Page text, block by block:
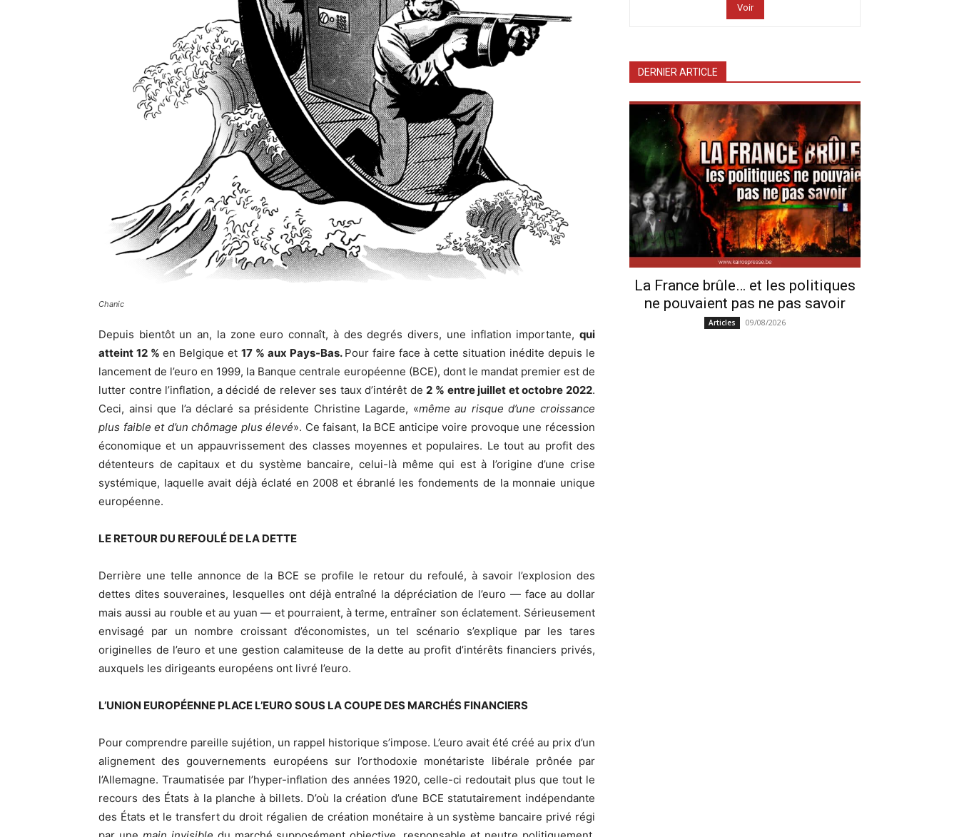
Chanic
Depuis bientôt un an, la zone euro connaît, à des degrés divers, une inflation importante, qui
atteint 12 % en Belgique et 17 % aux Pays-Bas. Pour faire face à cette situation inédite depuis le
lancement de l’euro en 1999, la Banque centrale européenne (BCE), dont le mandat premier est de
lutter contre l’inflation, a décidé de relever ses taux d’intérêt de2 % entre juillet et octobre 2022.
Ceci, ainsi que l’a déclaré sa présidente Christine Lagarde, «même au risque d’une croissance
plus faible et d’un chômage plus élevé». Ce faisant, la BCE anticipe voire provoque une récession
économique et un appauvrissement des classes moyennes et populaires. Le tout au profit des
détenteurs de capitaux et du système bancaire, celui-là même qui est à l’origine d’une crise
systémique, laquelle avait déjà éclaté en 2008 et ébranlé les fondements de la monnaie unique
européenne.
LE RETOUR DU REFOULÉ DE LA DETTE
Derrière une telle annonce de la BCE se profile le retour du refoulé, à savoir l’explosion des
dettes dites souveraines, lesquelles ont déjà entraîné la dépréciation de l’euro — face au dollar
mais aussi au rouble et au yuan — et pourraient, à terme, entraîner son éclatement. Sérieusement
envisagé par un nombre croissant d’économistes, un tel scénario s’explique par les tares
originelles de l’euro et une gestion calamiteuse de la dette au profit d’intérêts financiers privés,
auxquels les dirigeants européens ont livré l’euro.
L’UNION EUROPÉENNE PLACE L’EURO SOUS LA COUPE DES MARCHÉS FINANCIERS
Pour comprendre pareille sujétion, un rappel historique s’impose. L’euro avait été créé au prix d’un
alignement des gouvernements européens sur l’orthodoxie monétariste libérale prônée par
l’Allemagne. Traumatisée par l’hyper-inflation des années 1920, celle-ci redoutait plus que tout le
recours des États à la planche à billets. D’où la création d’une BCE statutairement indépendante
des États et le transfert du droit régalien de création monétaire à un système bancaire privé régi
Voir
DERNIER ARTICLE
La France brûle… et les politiques
ne pouvaient pas ne pas savoir
Articles 09/08/2026